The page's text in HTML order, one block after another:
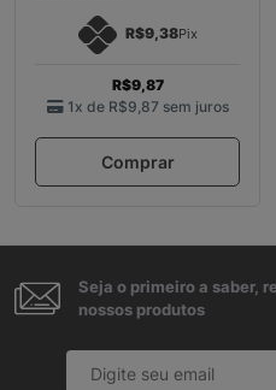
R$9,38Pix
R$9,87
1x de R$9,87 sem juros
Comprar
Seja o primeiro a saber,
nossos produtos